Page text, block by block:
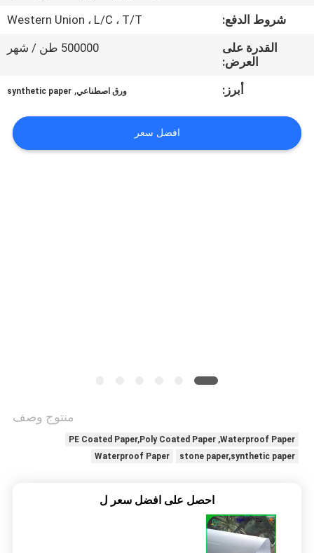
مراقبة
الجودة
أخبار
شروط الدفع:
Western Union ، L/C ، T/T
القدرة على
العرض:
500000 طن / شهر
أبرز: ورق اصطناعي,
synthetic paper
افضل سعر
منتوج وصف
PE Coated Paper,Poly Coated Paper ,Waterproof Paper
stone paper,synthetic paper
Waterproof Paper
احصل على افضل سعر ل